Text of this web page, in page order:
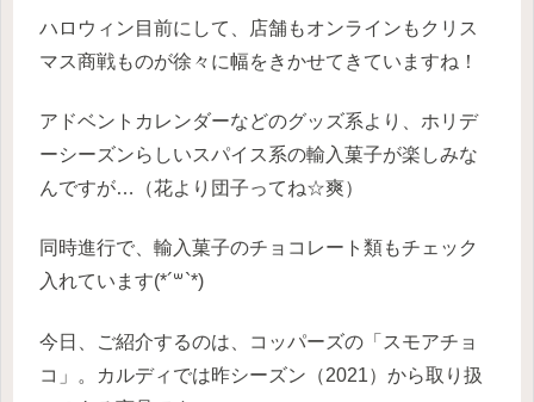
ハロウィン目前にして、店舗もオンラインもクリス
マス商戦ものが徐々に幅をきかせてきていますね！
アドベントカレンダーなどのグッズ系より、ホリデ
ーシーズンらしいスパイス系の輸入菓子が楽しみな
んですが…（花より団子ってね☆爽）
同時進行で、輸入菓子のチョコレート類もチェック
入れています(*´꒳`*)
今日、ご紹介するのは、コッパーズの「スモアチョ
コ」。カルディでは昨シーズン（2021）から取り扱